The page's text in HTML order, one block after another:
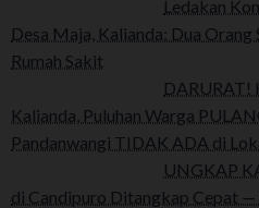
Ledakan
Desa Maja, Kalianda: Dua
Rumah Sakit
DARURAT!
Kalianda, Puluhan Warga
Pandanwangi TIDAK ADA di
UNGKAP
di Candipuro Ditangkap Cepat —